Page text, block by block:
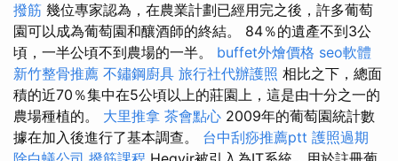
撥筋 幾位專家認為，在農業計劃已經用完之後，許多葡萄
園可以成為葡萄園和釀酒師的終結。 84％的遺產不到3公
頃，一半公頃不到農場的一半。 buffet外燴價格 seo軟體
新竹整骨推薦 不鏽鋼廚具 旅行社代辦護照 相比之下，總面
積的近70％集中在5公頃以上的莊園上，這是由十分之一的
農場種植的。 大里推拿 茶會點心 2009年的葡萄園統計數
據在加入後進行了基本調查。 台中刮痧推薦ptt 護照過期